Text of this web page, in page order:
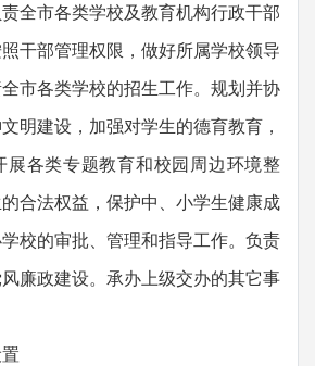
全市各类学校及教育机构行政干部
干部管理权限，做好所属学校领导
市各类学校的招生工作。规划并协
明建设，加强对学生的德育教育，
展各类专题教育和校园周边环境整
合法权益，保护中、小学生健康成
校的审批、管理和指导工作。负责
廉政建设。承办上级交办的其它事